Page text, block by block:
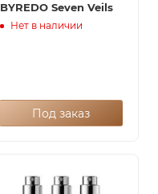
BYREDO Seven Veils
Нет в наличии
Под заказ